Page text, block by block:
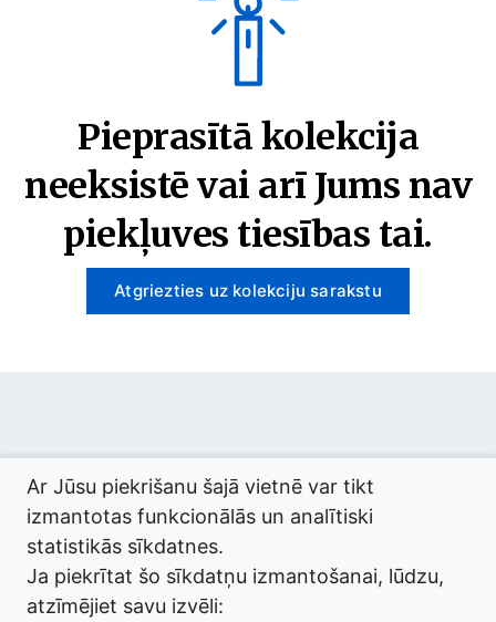
Pieprasītā kolekcija
neeksistē vai arī Jums nav
piekļuves tiesības tai.
Atgriezties uz kolekciju sarakstu
© 2026 termini.gov.lv. Izstrādātājs:Tilde.
Ar Jūsu piekrišanu šajā vietnē var tikt
izmantotas funkcionālās un analītiski
statistikās sīkdatnes.
Ja piekrītat šo sīkdatņu izmantošanai, lūdzu,
atzīmējiet savu izvēli: